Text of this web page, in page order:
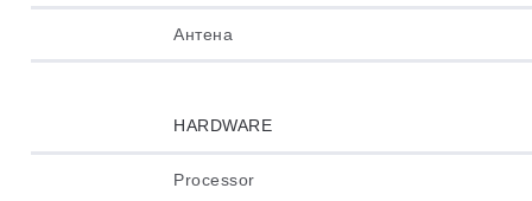
Антена
HARDWARE
Processor